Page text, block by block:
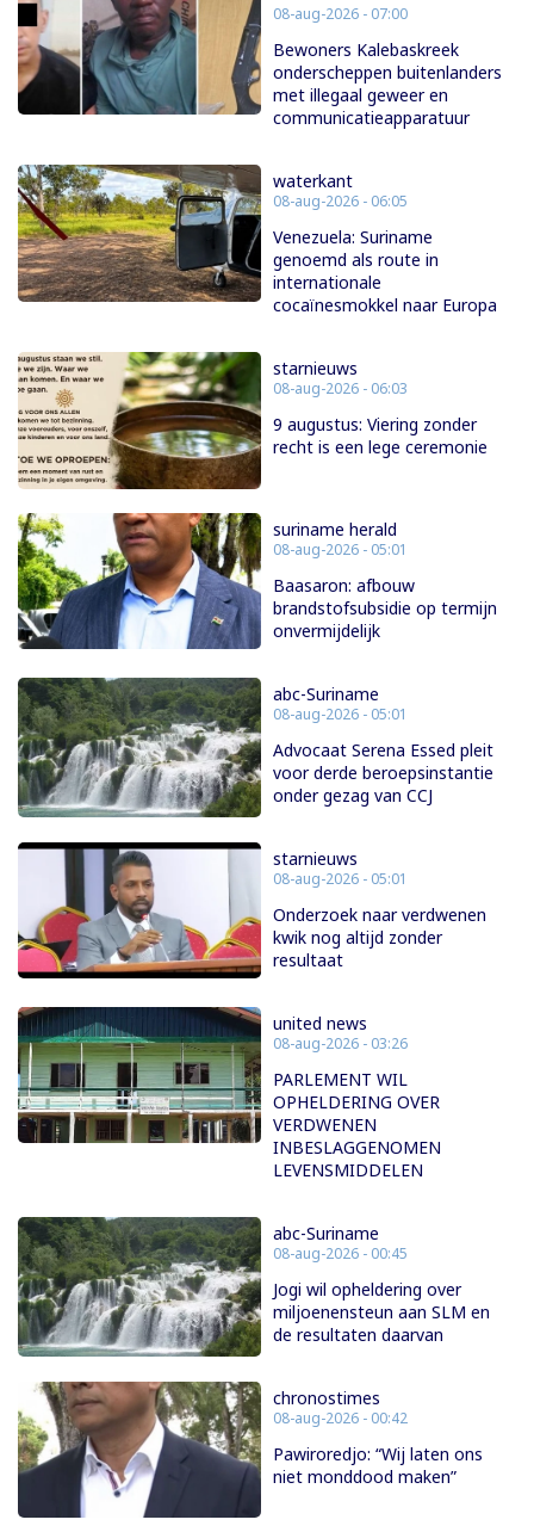
08-aug-2026 - 07:00
Bewoners Kalebaskreek
onderscheppen buitenlanders
met illegaal geweer en
communicatieapparatuur
waterkant
08-aug-2026 - 06:05
Venezuela: Suriname
genoemd als route in
internationale
cocaïnesmokkel naar Europa
starnieuws
08-aug-2026 - 06:03
9 augustus: Viering zonder
recht is een lege ceremonie
suriname herald
08-aug-2026 - 05:01
Baasaron: afbouw
brandstofsubsidie op termijn
onvermijdelijk
abc-Suriname
08-aug-2026 - 05:01
Advocaat Serena Essed pleit
voor derde beroepsinstantie
onder gezag van CCJ
starnieuws
08-aug-2026 - 05:01
Onderzoek naar verdwenen
kwik nog altijd zonder
resultaat
united news
08-aug-2026 - 03:26
PARLEMENT WIL
OPHELDERING OVER
VERDWENEN
INBESLAGGENOMEN
LEVENSMIDDELEN
abc-Suriname
08-aug-2026 - 00:45
Jogi wil opheldering over
miljoenensteun aan SLM en
de resultaten daarvan
chronostimes
08-aug-2026 - 00:42
Pawiroredjo: “Wij laten ons
niet monddood maken”